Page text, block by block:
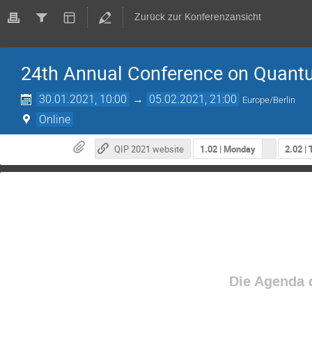
Zurück zur Konferenzansicht
24th Annual Conference on
30.01.2021, 10:00 → 05.02.2021, 21:00 Europe/Berlin
Online
QIP 2021 website 1.02 | Monday 2.02 |
Die